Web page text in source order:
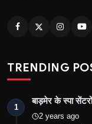
TRENDING
1
बाड़मेर के स्पा
2 years ago